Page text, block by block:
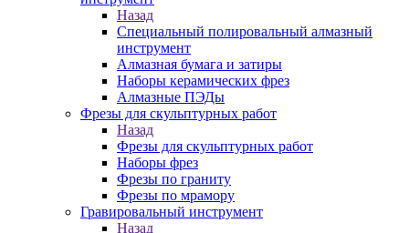
Назад
Специальный полировальный алмазный
инструмент
Алмазная бумага и затиры
Наборы керамических фрез
Алмазные ПЭДы
Фрезы для скульптурных работ
Назад
Фрезы для скульптурных работ
Наборы фрез
Фрезы по граниту
Фрезы по мрамору
Гравировальный инструмент
Назад